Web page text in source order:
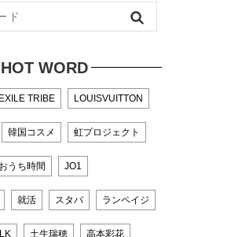
HOT WORD
EXILE TRIBE LOUISVUITTON
韓国コスメ 虹プロジェクト
おうち時間 JO1
就活 スタバ ランペイジ
土生瑞穂 高本彩花